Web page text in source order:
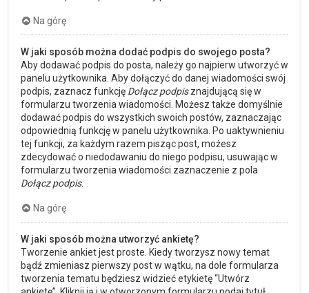
Na górę
W jaki sposób można dodać podpis do swojego posta?
Aby dodawać podpis do posta, należy go najpierw utworzyć w
panelu użytkownika. Aby dołączyć do danej wiadomości swój
podpis, zaznacz funkcję Dołącz podpisznajdującą się w
formularzu tworzenia wiadomości. Możesz także domyślnie
dodawać podpis do wszystkich swoich postów, zaznaczając
odpowiednią funkcję w panelu użytkownika. Po uaktywnieniu
tej funkcji, za każdym razem pisząc post, możesz
zdecydować o niedodawaniu do niego podpisu, usuwając w
formularzu tworzenia wiadomości zaznaczenie z pola
Dołącz podpis.
Na górę
W jaki sposób można utworzyć ankietę?
Tworzenie ankiet jest proste. Kiedy tworzysz nowy temat
bądź zmieniasz pierwszy post w wątku, na dole formularza
tworzenia tematu będziesz widzieć etykietę “Utwórz